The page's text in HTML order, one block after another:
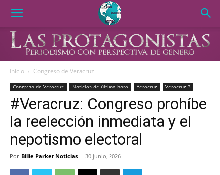
Inicio Congreso de Veracruz
Congreso de Veracruz Noticias de última hora Veracruz Veracruz 3
#Veracruz: Congreso prohíbe
la reelección inmediata y el
nepotismo electoral
Por Billie Parker Noticias - 30 junio, 2026